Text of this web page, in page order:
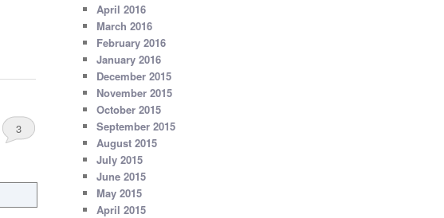
3
April 2016
March 2016
February 2016
January 2016
December 2015
November 2015
October 2015
September 2015
August 2015
July 2015
June 2015
May 2015
April 2015